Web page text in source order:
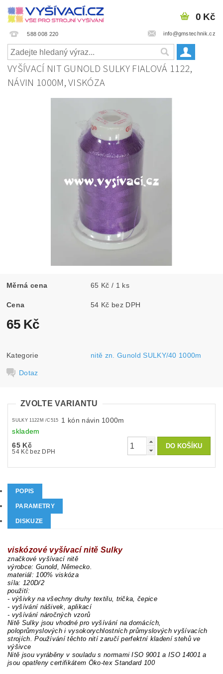
588 008 220 info@gmstechnik.cz
0 Kč
VYŠÍVACÍ NIT GUNOLD SULKY FIALOVÁ 1122,
NÁVIN 1000M, VISKÓZA
Měrná cena 65 Kč / 1 ks
Cena 54 Kč bez DPH
65 Kč
Kategorie nitě zn. Gunold SULKY/40 1000m
Dotaz
ZVOLTE VARIANTU
SULKY 1122M /C515
1 kón návin 1000m
skladem
65 Kč
54 Kč bez DPH
POPIS
PARAMETRY
DISKUZE
viskózové vyšívací nitě Sulky
značkové vyšívací nitě
výrobce: Gunold, Německo.
materiál: 100% viskóza
síla: 120D/2
použití:
- výšivky na všechny druhy textilu, trička, čepice
- vyšívání nášivek, aplikací
- vyšívání náročných vzorů
Nitě Sulky jsou vhodné pro vyšívání na domácích,
poloprůmyslových i vysokorychlostních průmyslových vyšívacích
strojích. Používání těchto nití zaručí perfektní kladení stehů ve
výšivce
Nitě jsou vyráběny v souladu s normami ISO 9001 a ISO 14001 a
jsou opatřeny certifikátem Öko-tex Standard 100